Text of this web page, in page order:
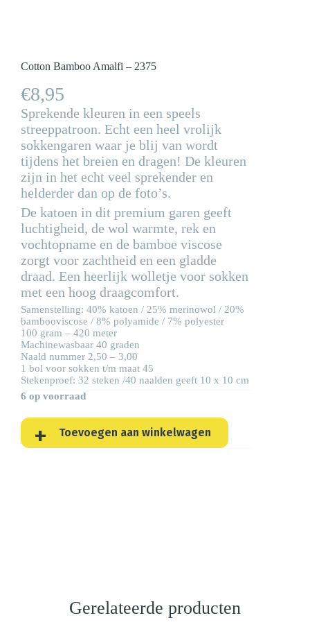
Cotton Bamboo Amalfi – 2375
€8,95
Sprekende kleuren in een speels
streeppatroon. Echt een heel vrolijk
sokkengaren waar je blij van wordt
tijdens het breien en dragen! De kleuren
zijn in het echt veel sprekender en
helderder dan op de foto’s.
De katoen in dit premium garen geeft
luchtigheid, de wol warmte, rek en
vochtopname en de bamboe viscose
zorgt voor zachtheid en een gladde
draad. Een heerlijk wolletje voor sokken
met een hoog draagcomfort.
Samenstelling: 40% katoen / 25% merinowol / 20%
bambooviscose / 8% polyamide / 7% polyester
100 gram – 420 meter
Machinewasbaar 40 graden
Naald nummer 2,50 – 3,00
1 bol voor sokken t/m maat 45
Stekenproef: 32 steken /40 naalden geeft 10 x 10 cm
6 op voorraad
Toevoegen aan winkelwagen
Gerelateerde producten